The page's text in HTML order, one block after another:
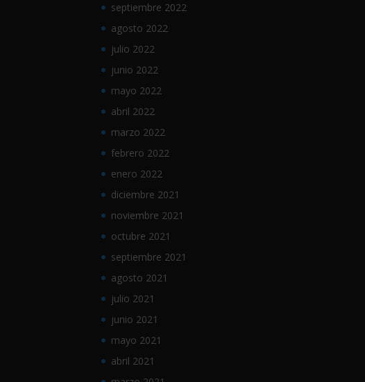
septiembre 2022
agosto 2022
julio 2022
junio 2022
mayo 2022
abril 2022
marzo 2022
febrero 2022
enero 2022
diciembre 2021
noviembre 2021
octubre 2021
septiembre 2021
agosto 2021
julio 2021
junio 2021
mayo 2021
abril 2021